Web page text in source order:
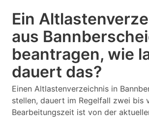
Ein
aus
beantragen, wie
dauert das?
Einen Altlastenverzeichnis in
stellen, dauert im Regelfall zwei bis
Bearbeitungszeit ist von der